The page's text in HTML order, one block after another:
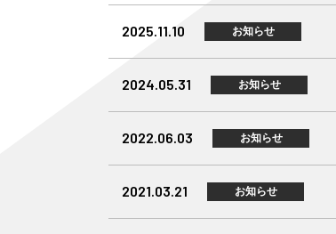
2025.11.10 お知らせ
2024.05.31 お知らせ
2022.06.03 お知らせ
2021.03.21 お知らせ